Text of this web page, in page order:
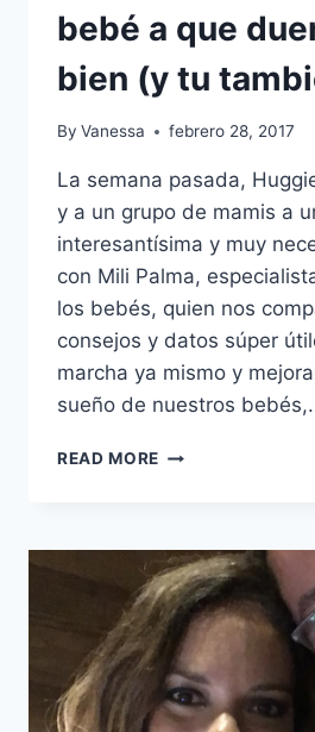
bebé a que
bien (y tu
By Vanessa febrero 28, 2017
La semana pasada,
y a un grupo de mamis a
interesantísima y muy
con Mili Palma,
los bebés, quien nos
consejos y datos súper
marcha ya mismo y
sueño de nuestros
READ MORE TIPS
TU
BEBÉ
A
QUE
DUERMA
MUY
BIEN
(Y